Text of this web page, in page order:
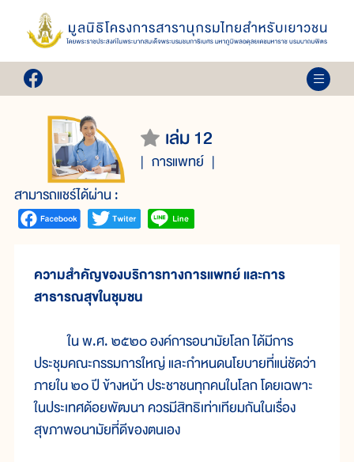
เล่ม 12
การแพทย์
สามารถแชร์ได้ผ่าน :
ความสำคัญของบริการทางการแพทย์ และการ
สาธารณสุขในชุมชน
ใน พ.ศ. ๒๕๒๐ องค์การอนามัยโลก ได้มีการ
ประชุมคณะกรรมการใหญ่ และกำหนดนโยบายที่แน่ชัดว่า
ภายใน ๒๐ ปี ข้างหน้า ประชาชนทุกคนในโลก โดยเฉพาะ
ในประเทศด้อยพัฒนา ควรมีสิทธิเท่าเทียมกันในเรื่อง
สุขภาพอนามัยที่ดีของตนเอง